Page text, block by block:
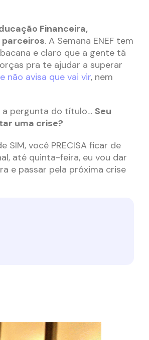
Financeira,
parceiros. A Semana ENEF tem
e claro que a gente tá
pra te ajudar a superar
não avisa que vai vir, nem
a pergunta do título… Seu
uma crise?
você PRECISA ficar de
até quinta-feira, eu vou dar
e passar pela próxima crise